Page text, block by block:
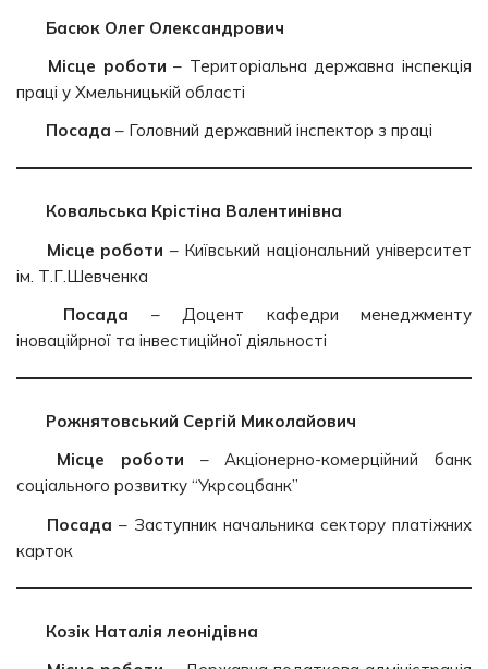
Басюк Олег Олександрович
Місце роботи – Територіальна державна інспекція
праці у Хмельницькій області
Посада – Головний державний інспектор з праці
Ковальська Крістіна Валентинівна
Місце роботи – Київський національний університет
ім. Т.Г.Шевченка
Посада – Доцент кафедри менеджменту
іноваційрної та інвестиційної діяльності
Рожнятовський Сергій Миколайович
Місце роботи – Акціонерно-комерційний банк
соціального розвитку “Укрсоцбанк”
Посада – Заступник начальника сектору платіжних
карток
Козік Наталія леонідівна